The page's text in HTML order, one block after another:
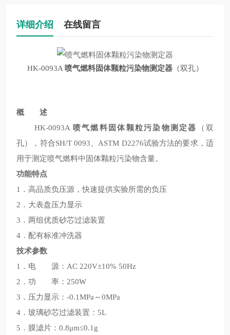
详细介绍 在线留言
HK-0093A 喷气燃料固体颗粒污染物测定器（双孔）
概 述
HK-0093A 喷气燃料固体颗粒污染物测定器
（双
孔），符合SH/T 0093、ASTM D2276试验方法的要求，适
用于测定喷气燃料中固体颗粒污染物含量。
功能特点
1．高品质负压源，快速提供实验所需的负压
2．大表盘压力显示
3．两组优质砂芯过滤装置
4．配有标准冲洗器
技术参数
1．电 源：AC 220V±10% 50Hz
2．功 率：250W
3．压力显示：-0.1MPa～0MPa
4．玻璃砂芯过滤装置：5L
5．膜滤片：0.8μm≤0.1g